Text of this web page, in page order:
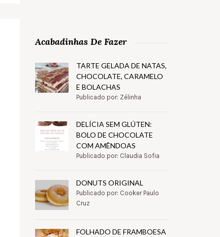
Acabadinhas De Fazer
TARTE GELADA DE NATAS,
CHOCOLATE, CARAMELO
E BOLACHAS
Publicado por: Zélinha
DELÍCIA SEM GLÚTEN:
BOLO DE CHOCOLATE
COM AMÊNDOAS
Publicado por: Claudia Sofia
DONUTS ORIGINAL
Publicado por: Cooker Paulo
Cruz
FOLHADO DE FRAMBOESA